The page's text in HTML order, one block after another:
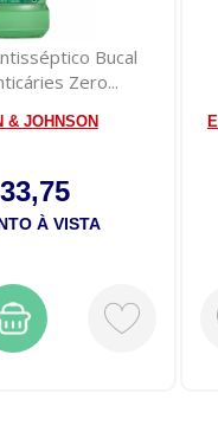
Hair Queratina
240ml
E COM. DE COSM.
À VISTA